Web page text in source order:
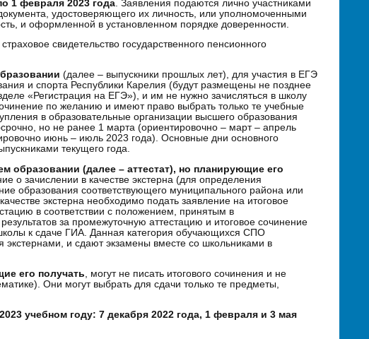
1 февраля 2023 года . Заявления подаются лично участниками
удостоверяющего их личность, или уполномоченными
и оформленной в установленном порядке доверенности.
свидетельство государственного пенсионного
(далее – выпускники прошлых лет), для участия в ЕГЭ
и спорта Республики Карелия (будут размещены не позднее
«Регистрация на ЕГЭ»), и им не нужно зачисляться в школу
по желанию и имеют право выбрать только те учебные
в образовательные организации высшего образования
но не ранее 1 марта (ориентировочно – март – апрель
июнь – июль 2023 года). Основные дни основного
текущего года.
(далее – аттестат), но планирующие его
о зачислении в качестве экстерна (для определения
образования соответствующего муниципального района или
экстерна необходимо подать заявление на итоговое
в соответствии с положением, принятым в
за промежуточную аттестацию и итоговое сочинение
к сдаче ГИА. Данная категория обучающихся СПО
экстернами, и сдают экзамены вместе со школьниками в
его получать, могут не писать итогового сочинения и не
Они могут выбрать для сдачи только те предметы,
учебном году: 7 декабря 2022 года, 1 февраля и 3 мая